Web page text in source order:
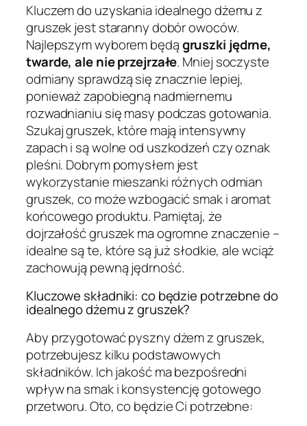
Kluczem do uzyskania idealnego dżemu z
gruszek jest staranny dobór owoców.
Najlepszym wyborem będągruszki jędrne,
twarde, ale nie przejrzałe. Mniej soczyste
odmiany sprawdzą się znacznie lepiej,
ponieważ zapobiegną nadmiernemu
rozwadnianiu się masy podczas gotowania.
Szukaj gruszek, które mają intensywny
zapach i są wolne od uszkodzeń czy oznak
pleśni. Dobrym pomysłem jest
wykorzystanie mieszanki różnych odmian
gruszek, co może wzbogacić smak i aromat
końcowego produktu. Pamiętaj, że
dojrzałość gruszek ma ogromne znaczenie –
idealne są te, które są już słodkie, ale wciąż
zachowują pewną jędrność.
Kluczowe składniki: co będzie potrzebne do
idealnego dżemu z gruszek?
Aby przygotować pyszny dżem z gruszek,
potrzebujesz kilku podstawowych
składników. Ich jakość ma bezpośredni
wpływ na smak i konsystencję gotowego
przetworu. Oto, co będzie Ci potrzebne: